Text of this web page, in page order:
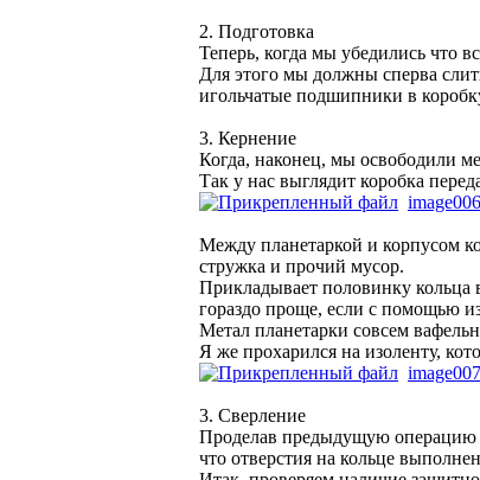
2. Подготовка
Теперь, когда мы убедились что
Для этого мы должны сперва
игольчатые подшипники в
3. Кернение
Когда, наконец, мы освободили
Так у нас выглядит коробка
Между планетаркой и корпусом
стружка и прочий мусор.
Прикладывает половинку кольца
гораздо проще, если с помощью
Метал планетарки совсем
Я же прохарился на изоленту,
3. Сверление
Проделав предыдущую операцию
что отверстия на кольце